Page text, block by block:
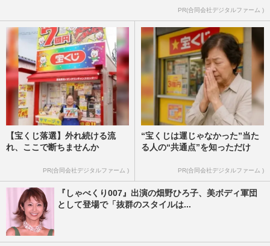
PR(合同会社デジタルファーム )
【宝くじ落選】外れ続ける流
れ、ここで断ちませんか
PR(合同会社デジタルファーム )
“宝くじは運じゃなかった”当た
る人の“共通点”を知っただけ
PR(合同会社デジタルファーム )
『しゃべくり007』出演の畑野ひろ子、美ボディ軍団
として登場で「抜群のスタイルは...